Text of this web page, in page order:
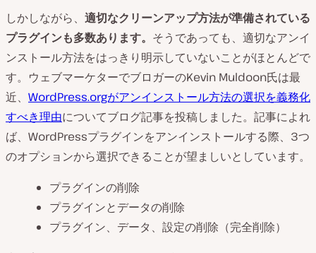
しかしながら、 適切なクリーンアップ方法が準備されている
プラグインも多数あります。 そうであっても、適切なアンイ
ンストール方法をはっきり明示していないことがほとんどで
す。ウェブマーケターでブロガーのKevin Muldoon氏は最
近、 WordPress.orgがアンインストール方法の選択を義務化
すべき理由についてブログ記事を投稿しました。記事によれ
ば、WordPressプラグインをアンインストールする際、3つ
のオプションから選択できることが望ましいとしています。
プラグインの削除
プラグインとデータの削除
プラグイン、データ、設定の削除（完全削除）